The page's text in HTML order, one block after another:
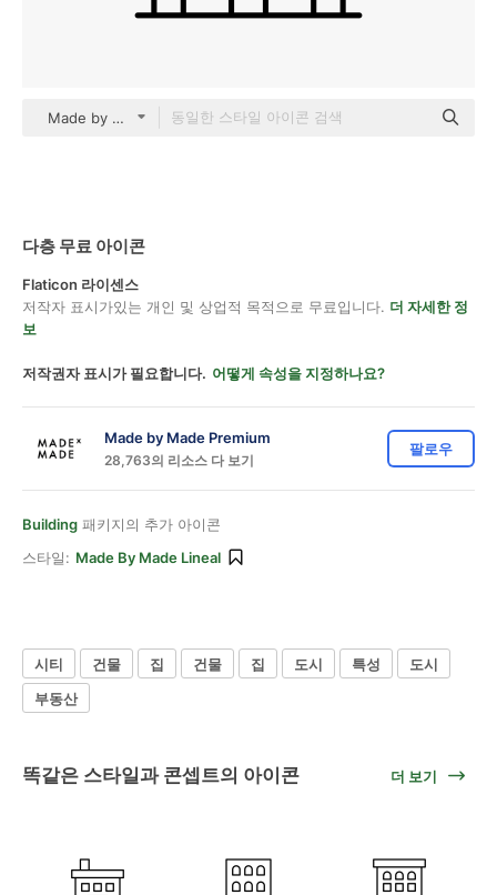
Made by Made Lineal
다층 무료 아이콘
Flaticon 라이센스
저작자 표시가있는 개인 및 상업적 목적으로 무료입니다. 더 자세한 정
보
저작권자 표시가 필요합니다. 어떻게 속성을 지정하나요?
Made by Made Premium
28,763의 리소스 다 보기
팔로우
Building 패키지의 추가 아이콘
스타일: Made By Made Lineal
시티 건물 집 건물 집 도시 특성
도시
부동산
똑같은 스타일과 콘셉트의 아이콘 더 보기